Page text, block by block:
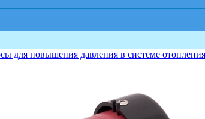
для повышения давления в системе